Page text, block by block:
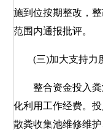
施到位按期整改，
范围内通报批评。
(三)加大支持力
整合资金投入粪
化利用工作经费。
散粪收集池维修维